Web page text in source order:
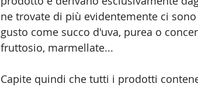
ne trovate di più evidentemente ci
gusto come succo d'uva, purea o
fruttosio, marmellate...
Capite quindi che tutti i prodotti